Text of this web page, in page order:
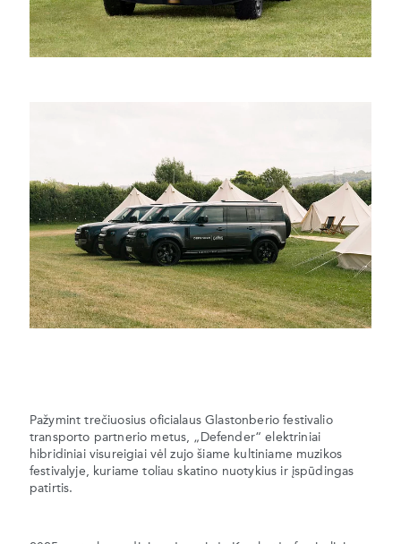
Pažymint trečiuosius oficialaus Glastonberio festivalio
transporto partnerio metus, „Defender“ elektriniai
hibridiniai visureigiai vėl zujo šiame kultiniame muzikos
festivalyje, kuriame toliau skatino nuotykius ir įspūdingas
patirtis.